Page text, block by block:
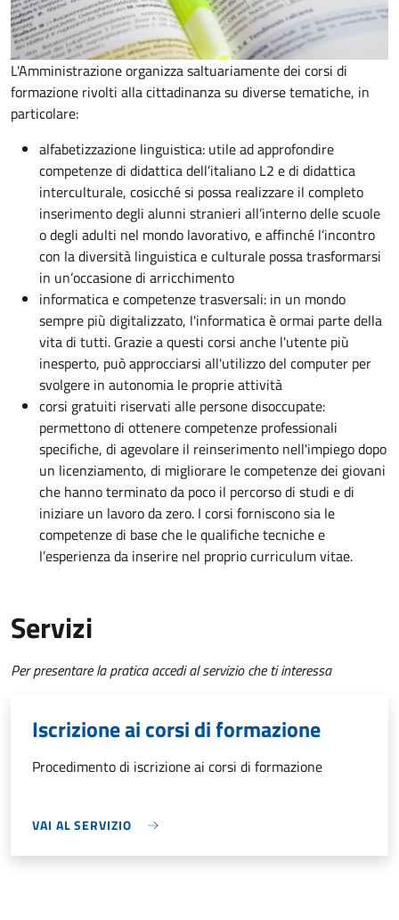
L'Amministrazione organizza saltuariamente dei corsi di
formazione rivolti alla cittadinanza su diverse tematiche, in
particolare:
alfabetizzazione linguistica: utile ad approfondire
competenze di didattica dell’italiano L2 e di didattica
interculturale, cosicché si possa realizzare il completo
inserimento degli alunni stranieri all’interno delle scuole
o degli adulti nel mondo lavorativo, e affinché l’incontro
con la diversità linguistica e culturale possa trasformarsi
in un’occasione di arricchimento
informatica e competenze trasversali: in un mondo
sempre più digitalizzato, l'informatica è ormai parte della
vita di tutti. Grazie a questi corsi anche l'utente più
inesperto, può approcciarsi all'utilizzo del computer per
svolgere in autonomia le proprie attività
corsi gratuiti riservati alle persone disoccupate:
permettono di ottenere competenze professionali
specifiche, di agevolare il reinserimento nell'impiego dopo
un licenziamento, di migliorare le competenze dei giovani
che hanno terminato da poco il percorso di studi e di
iniziare un lavoro da zero. I corsi forniscono sia le
competenze di base che le qualifiche tecniche e
l’esperienza da inserire nel proprio curriculum vitae.
Servizi
Per presentare la pratica accedi al servizio che ti interessa
Iscrizione ai corsi di formazione
Procedimento di iscrizione ai corsi di formazione
VAI AL SERVIZIO